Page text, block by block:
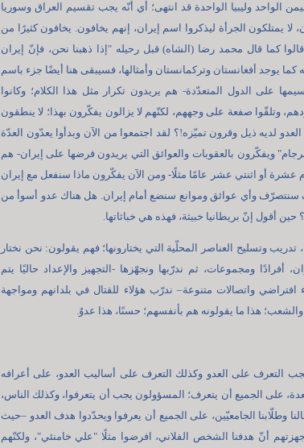
الواحد وليبيا الواحدة قد انتهى؛ أي أنّه يجب تقسيم العراق وسوريا
لا يمتلكون الجرأة ليذكروا اسم إيران، إنهم يخافون. يخافون كثيرًا من
قالوا كما قال محمد رضا (الشاه) قبل رحيله "إذا ذهبنا نحن، فإنّ إيران
يوجد أفغانستان وتركمانستان وأمثالها، فسيبقى هنا أيضًا جزء باسم
على الدول المتعدّدة- هم يريدون تكرار مثل هذا الكلام؛ وكانوا
وتلقّوا صفعة على وجههم، لكنّهم لا يزالون يفكّرون بهذا؛ لا ينطقون
لديه ذيل وقرون تميّزه!؟ لقد اجتمعوا من الآن وبدأوا يعدّون العدّة
ويفكّرون بالعقوبات والعوائق التي يريدون فرضها على إيران- هم
عشرة أو اثنتي عشر عامًا مثلًا- ومن الآن يفكّرون ماذا سنفعل مع إيران
وأي عوائق وموانع سنضع أمام إيران. هل هناك عدو أسوأ من
أقول إنّ بريطانيا خبيثة، فهذه هي خباثاتها.
وتسليح العناصر المحلّية التي يختارونها؛ فهم يقولون: نحن نختار
أفرادًا ومجموعات، ثم ندرّبها ونجهّزها -التجهيز والإعداد حاليًا يتم
واتصالات متنوعة– ندرّب هؤلاء للقتال في بلدانهم ومواجهة
والشعب؛ هذا ما يقولونه هم بأنفسهم؛ حسنًا، هذا عدوٌ.
التعرف على العدو وكذلك التعرف على أساليب العدو، على أعرافه
على الجميع أن يتعرف؛ المسؤولون يجب أن يتعرفوا، وكذلك الناس،
وطلّابنا الجامعيّين، على الجميع أن يعرفوا ويحدّدوا هدف العدو –حيث
أنّ هدفنا الشخص الفلاني، افرضوا مثلًا "علي خامنئي"، ولكنّهم